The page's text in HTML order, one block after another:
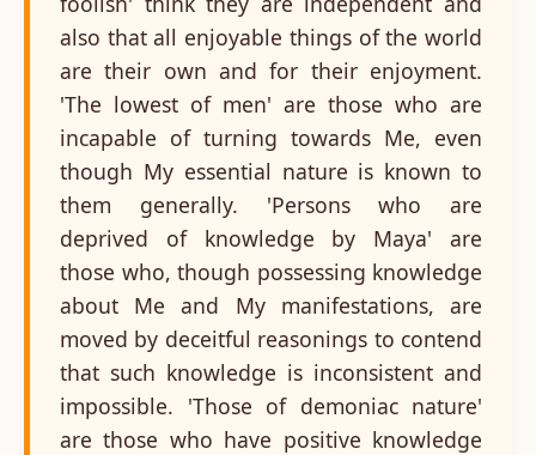
also that all enjoyable things of the world
are their own and for their enjoyment.
'The lowest of men' are those who are
incapable of turning towards Me, even
though My essential nature is known to
them generally. 'Persons who are
deprived of knowledge by Maya' are
those who, though possessing knowledge
about Me and My manifestations, are
moved by deceitful reasonings to contend
that such knowledge is inconsistent and
impossible. 'Those of demoniac nature'
are those who have positive knowledge